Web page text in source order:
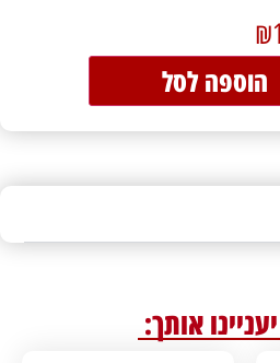
₪
הוספה לסל
אותך: